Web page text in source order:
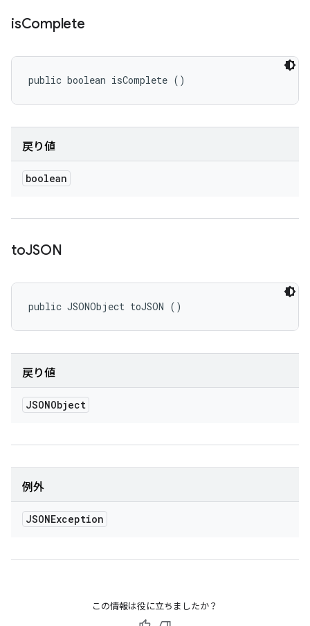
isComplete
public boolean isComplete ()
戻り値
boolean
toJSON
public JSONObject toJSON ()
戻り値
JSONObject
例外
JSONException
この情報は役に立ちましたか？